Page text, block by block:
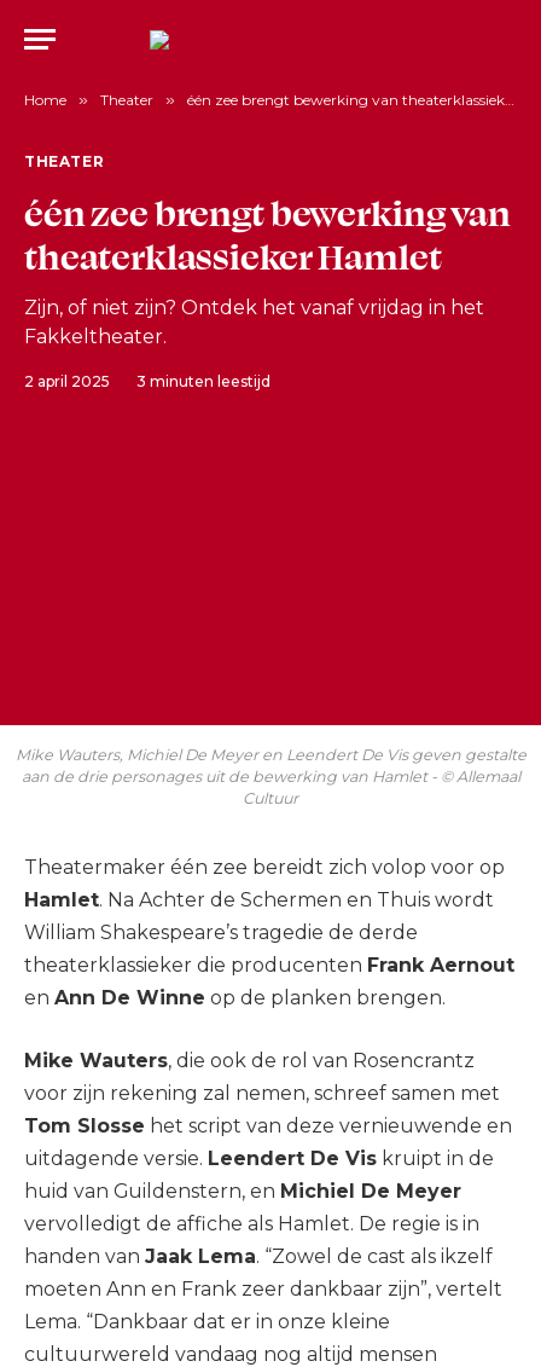
Home » Theater » één zee brengt bewerking van theaterklassieker Hamlet
THEATER
één zee brengt bewerking van
theaterklassieker Hamlet
Zijn, of niet zijn? Ontdek het vanaf vrijdag in het
Fakkeltheater.
2 april 2025 3 minuten leestijd
Mike Wauters, Michiel De Meyer en Leendert De Vis geven gestalte
aan de drie personages uit de bewerking van Hamlet - © Allemaal
Cultuur
Theatermaker één zee bereidt zich volop voor op
Hamlet. Na Achter de Schermen en Thuis wordt
William Shakespeare’s tragedie de derde
theaterklassieker die producenten Frank Aernout
en Ann De Winne op de planken brengen.
Mike Wauters, die ook de rol van Rosencrantz
voor zijn rekening zal nemen, schreef samen met
Tom Slosse het script van deze vernieuwende en
uitdagende versie. Leendert De Vis kruipt in de
huid van Guildenstern, en Michiel De Meyer
vervolledigt de affiche als Hamlet. De regie is in
handen van Jaak Lema. “Zowel de cast als ikzelf
moeten Ann en Frank zeer dankbaar zijn”, vertelt
Lema. “Dankbaar dat er in onze kleine
cultuurwereld vandaag nog altijd mensen